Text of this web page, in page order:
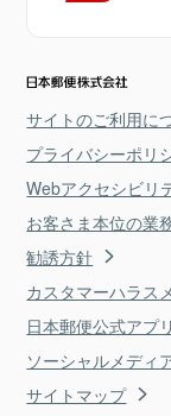
サイトのご利用に
プライバシーポリ
Webアクセシビリ
お客さま本位の業
勧誘方針
カスタマーハラス
日本郵便公式アプ
ソーシャルメディ
サイトマップ